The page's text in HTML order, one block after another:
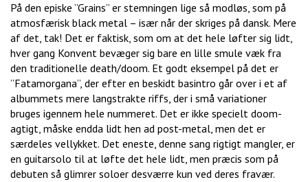
På den episke ”Grains” er stemningen lige så modløs, som på
atmosfærisk black metal – især når der skriges på dansk. Mere
af det, tak! Det er faktisk, som om at det hele løfter sig lidt,
hver gang Konvent bevæger sig bare en lille smule væk fra
den traditionelle death/doom. Et godt eksempel på det er
”Fatamorgana”, der efter en beskidt basintro går over i et af
albummets mere langstrakte riffs, der i små variationer
bruges igennem hele nummeret. Det er ikke specielt doom-
agtigt, måske endda lidt hen ad post-metal, men det er
særdeles vellykket. Det eneste, denne sang rigtigt mangler, er
en guitarsolo til at løfte det hele lidt, men præcis som på
debuten så glimrer soloer desværre kun ved deres fravær.